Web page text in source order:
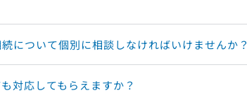
について個別に相談しなければいけませんか？
対応してもらえますか？